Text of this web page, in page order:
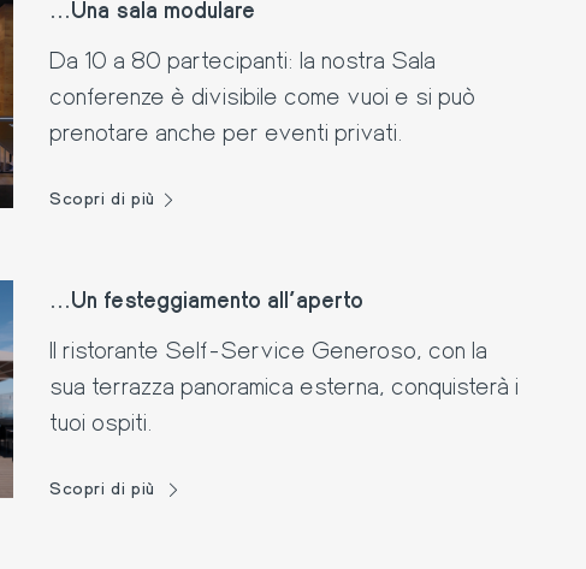
...Una sala modulare
Da 10 a 80 partecipanti: la nostra Sala
conferenze è divisibile come vuoi e si può
prenotare anche per eventi privati.
Scopri di più
...Un festeggiamento all'aperto
Il ristorante Self-Service Generoso, con la
sua terrazza panoramica esterna, conquisterà i
tuoi ospiti.
Scopri di più